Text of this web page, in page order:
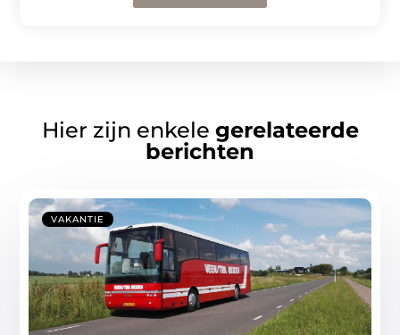
Hier zijn enkele gerelateerde
berichten
VAKANTIE